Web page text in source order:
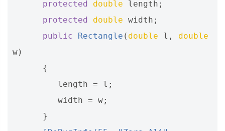
protected
double length ;
protected
double width ;
public
Rectangle ( double l ,
double
w)
{
length = l ;
width = w;
}